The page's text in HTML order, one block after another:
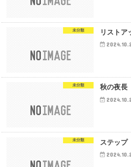
未分類 リストア
未分類 秋の夜長
未分類 ステップ